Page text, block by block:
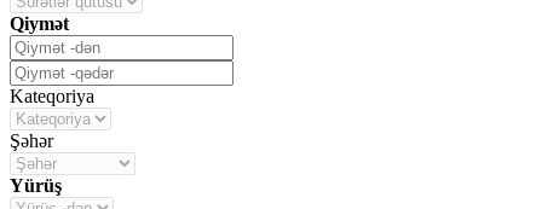
Qiymət
Kateqoriya
Şəhər
Yürüş